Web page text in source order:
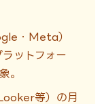
・Meta）
ットフォー
。
等）の月